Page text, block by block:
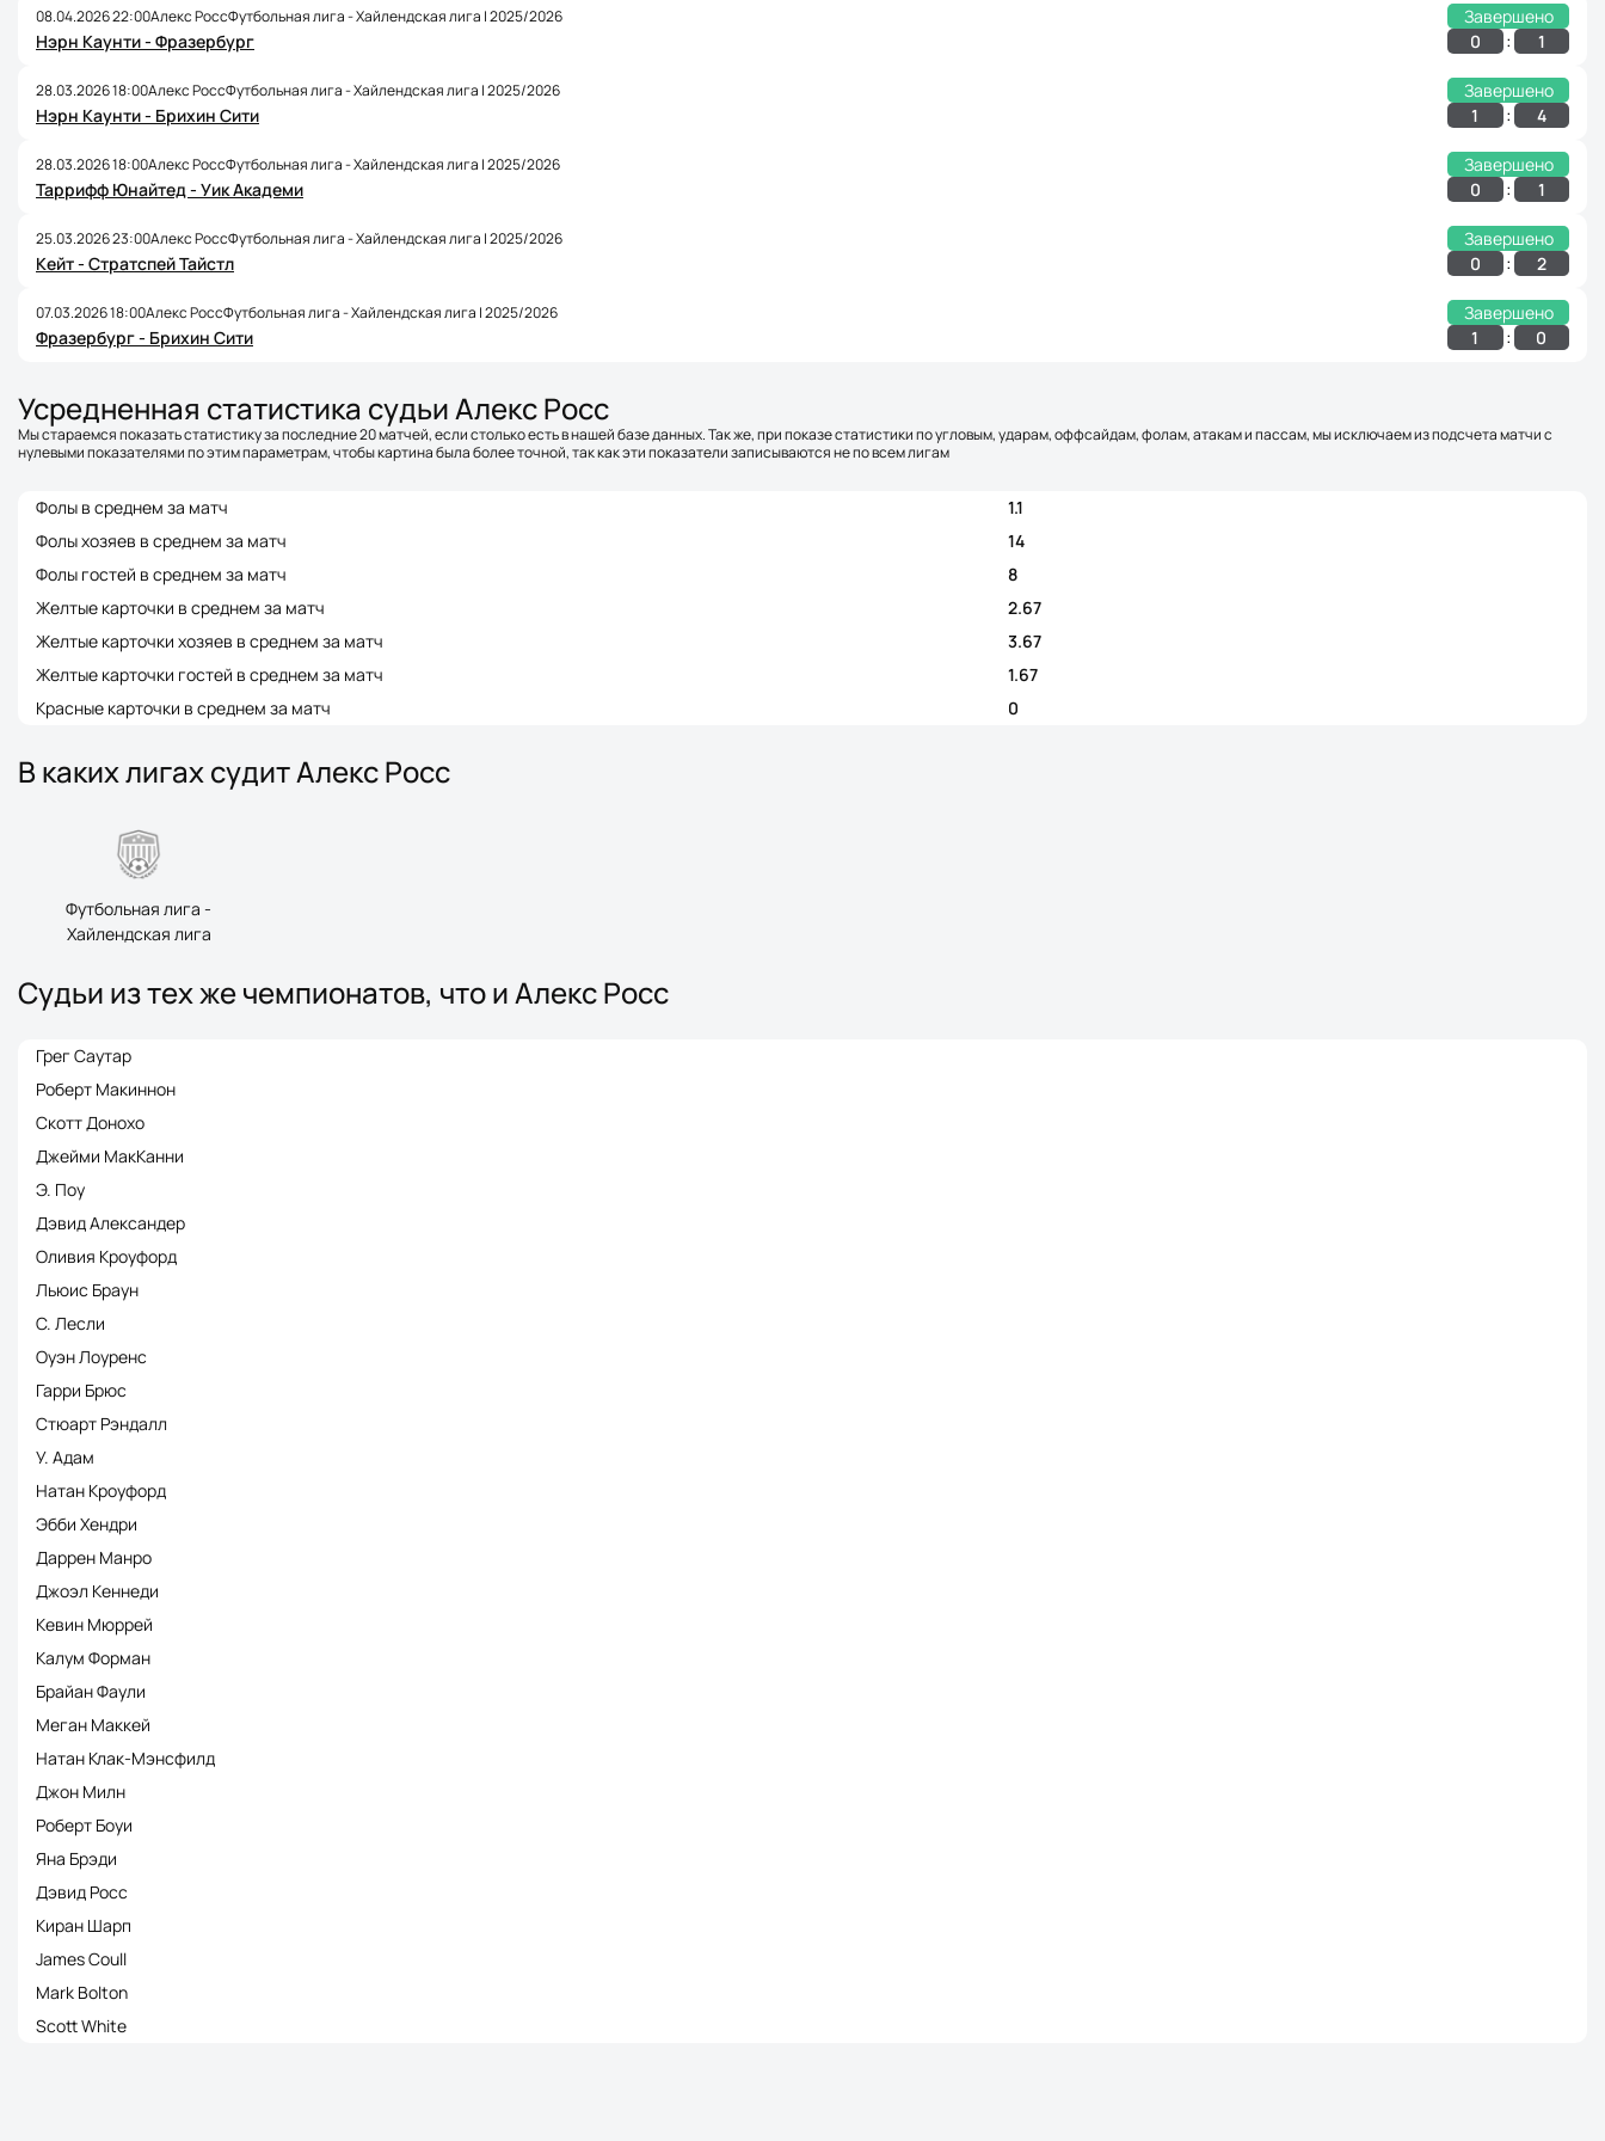
08.04.2026 22:00Алекс РоссФутбольная лига - Хайлендская лига | 2025/2026
Завершено
Нэрн Каунти - Фразербург
0 : 1
28.03.2026 18:00Алекс РоссФутбольная лига - Хайлендская лига | 2025/2026
Завершено
Нэрн Каунти - Брихин Сити
1 : 4
28.03.2026 18:00Алекс РоссФутбольная лига - Хайлендская лига | 2025/2026
Завершено
Таррифф Юнайтед - Уик Академи
0 : 1
25.03.2026 23:00Алекс РоссФутбольная лига - Хайлендская лига | 2025/2026
Завершено
Кейт - Стратспей Тайстл
0 : 2
07.03.2026 18:00Алекс РоссФутбольная лига - Хайлендская лига | 2025/2026
Завершено
Фразербург - Брихин Сити
1 : 0
Усредненная статистика судьи Алекс Росс
Мы стараемся показать статистику за последние 20 матчей, если столько есть в нашей базе данных. Так же, при показе статистики по угловым, ударам, оффсайдам, фолам, атакам и пассам, мы исключаем из подсчета матчи с
нулевыми показателями по этим параметрам, чтобы картина была более точной, так как эти показатели записываются не по всем лигам
Фолы в среднем за матч
1.1
Фолы хозяев в среднем за матч
14
Фолы гостей в среднем за матч
8
Желтые карточки в среднем за матч
2.67
Желтые карточки хозяев в среднем за матч
3.67
Желтые карточки гостей в среднем за матч
1.67
Красные карточки в среднем за матч
0
В каких лигах судит Алекс Росс
Футбольная лига -
Хайлендская лига
Судьи из тех же чемпионатов, что и Алекс Росс
Грег Саутар
Роберт Макиннон
Скотт Донохо
Джейми МакКанни
Э. Поу
Дэвид Александер
Оливия Кроуфорд
Льюис Браун
С. Лесли
Оуэн Лоуренс
Гарри Брюс
Стюарт Рэндалл
У. Адам
Натан Кроуфорд
Эбби Хендри
Даррен Манро
Джоэл Кеннеди
Кевин Мюррей
Калум Форман
Брайан Фаули
Меган Маккей
Натан Клак-Мэнсфилд
Джон Милн
Роберт Боуи
Яна Брэди
Дэвид Росс
Киран Шарп
James Coull
Mark Bolton
Scott White